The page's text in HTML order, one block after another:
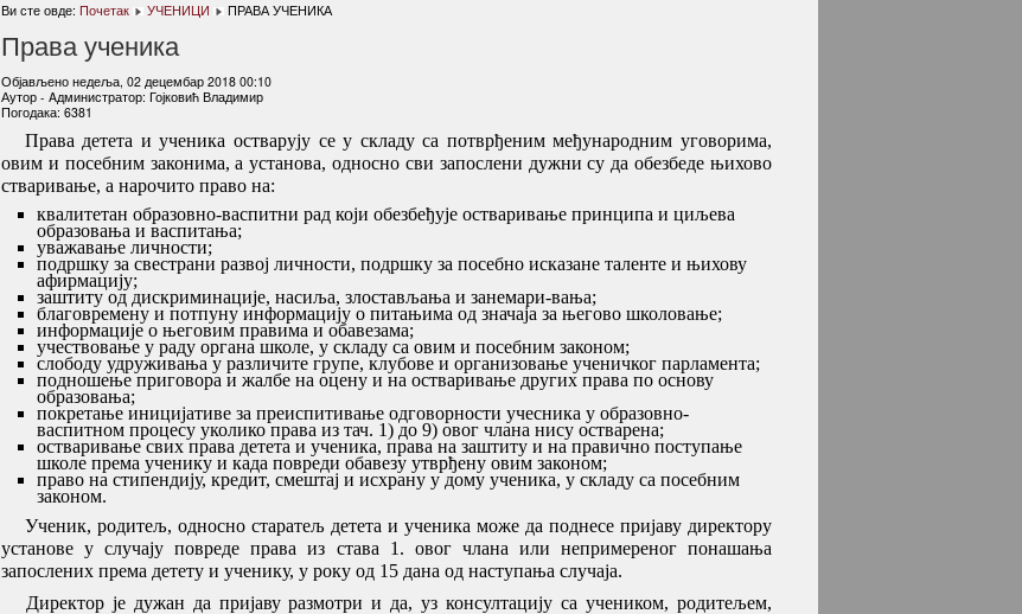
Ви сте овде: Почетак УЧЕНИЦИ ПРАВА УЧЕНИКА
Права ученика
Објављено недеља, 02 децембар 2018 00:10
Аутор - Aдминистратор: Гојковић Владимир
Погодака: 6381
Права детета и ученика остварују се у складу са потврђеним међународним уговорима,
овим и посебним законима, а установа, односно сви запослени дужни су да обезбеде њихово
стваривање, а нарочито право на:
квалитетан образовно-васпитни рад који обезбеђује остваривање принципа и циљева
образовања и васпитања;
уважавање личности;
подршку за свестрани развој личности, подршку за посебно исказане таленте и њихову
афирмацију;
заштиту од дискриминације, насиља, злостављања и занемари-вања;
благовремену и потпуну информацију о питањима од значаја за његово школовање;
информације о његовим правима и обавезама;
учествовање у раду органа школе, у складу са овим и посебним законом;
слободу удруживања у различите групе, клубове и организовање ученичког парламента;
подношење приговора и жалбе на оцену и на остваривање других права по основу
образовања;
покретање иницијативе за преиспитивање одговорности учесника у образовно-
васпитном процесу уколико права из тач. 1) до 9) овог члана нису остварена;
остваривање свих права детета и ученика, права на заштиту и на правично поступање
школе према ученику и када повреди обавезу утврђену овим законом;
право на стипендију, кредит, смештај и исхрану у дому ученика, у складу са посебним
законом.
Ученик, родитељ, односно старатељ детета и ученика може да поднесе пријаву директору
установе у случају повреде права из става 1. овог члана или непримереног понашања
запослених према детету и ученику, у року од 15 дана од наступања случаја.
Директор је дужан да пријаву размотри и да, уз консултацију са учеником, родитељем,